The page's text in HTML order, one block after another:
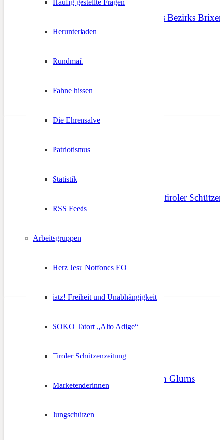
Häufig gestellte Fragen
Herunterladen
Rundmail
Fahne hissen
Die Ehrensalve
Patriotismus
Statistik
RSS Feeds
Arbeitsgruppen
Herz Jesu Notfonds EO
iatz! Freiheit und Unabhängigkeit
SOKO Tatort „Alto Adige“
Tiroler Schützenzeitung
Marketenderinnen
Jungschützen
Jungschützenrodeln des Bezirks
Stellungnahme des Südtiroler
Bezirkstag Vinschgau in Glurns